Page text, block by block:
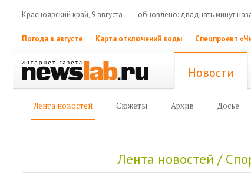
Красноярский край, 9 августа обновлено: двадцать минут
Погода в августе Карта отключений воды Спецпроект
Новости
Лента новостей Сюжеты Архив Досье
Лента новостей /